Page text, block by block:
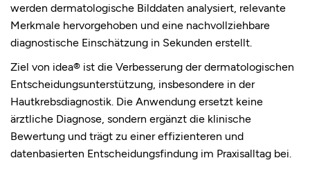
werden dermatologische Bilddaten analysiert, relevante
Merkmale hervorgehoben und eine nachvollziehbare
diagnostische Einschätzung in Sekunden erstellt.
Ziel von idea® ist die Verbesserung der dermatologischen
Entscheidungsunterstützung, insbesondere in der
Hautkrebsdiagnostik. Die Anwendung ersetzt keine
ärztliche Diagnose, sondern ergänzt die klinische
Bewertung und trägt zu einer effizienteren und
datenbasierten Entscheidungsfindung im Praxisalltag bei.